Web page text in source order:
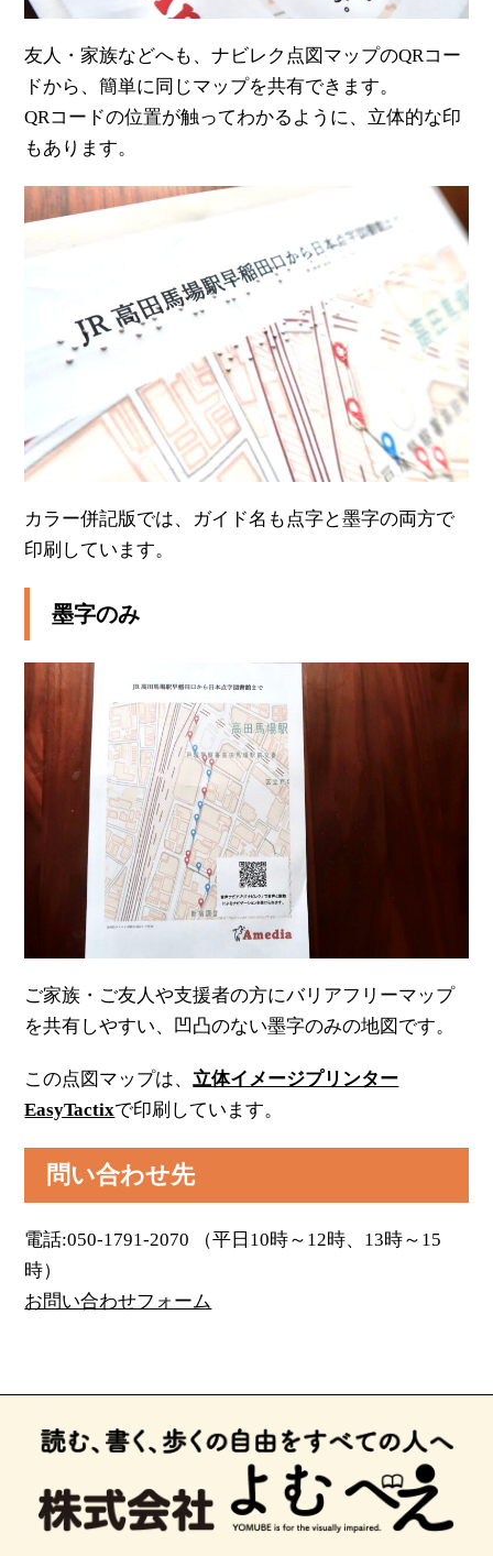
友人・家族などへも、ナビレク点図マップのQRコー
ドから、簡単に同じマップを共有できます。
QRコードの位置が触ってわかるように、立体的な印
もあります。
カラー併記版では、ガイド名も点字と墨字の両方で
印刷しています。
墨字のみ
ご家族・ご友人や支援者の方にバリアフリーマップ
を共有しやすい、凹凸のない墨字のみの地図です。
この点図マップは、 立体イメージプリンター
EasyTactixで印刷しています。
問い合わせ先
電話:050-1791-2070 （平日10時～12時、13時～15
時）
お問い合わせフォーム